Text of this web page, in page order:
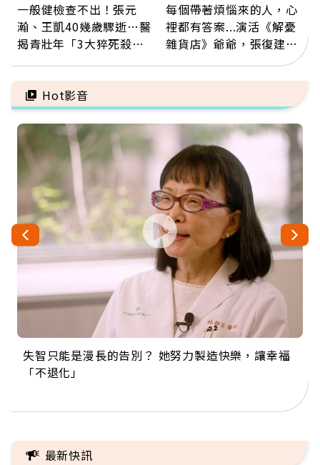
一般健檢查不出！張元
瀚、王凱40幾歲驟逝…醫
揭青壯年「3大猝死殺
雷
每個帶著煩惱來的人，心
裡都有答案...演活《解憂
雜貨店》爺爺，張復建：
放下執著不是認輸，而是
善待自己
Hot影音
失智只能是漫長的告別？ 她努力製造快樂，讓幸福
「不退化」
來自剛果的巧克力神父 為台灣奉獻36年 「台灣是我
的家，我連作夢都講台語！」
63歲卸矽谷副總、搬回台灣找快樂！「蛋黃哥小
丑」走進安養院，逗樂上萬爺奶：退休後才開始真
104歲打破金氏世界紀錄 成為全球最年長羽球選
手，分享長壽的秘密原來是「這個」
事業巔峰他選擇追夢…黑手阿伯拉小提琴還登上小
巨蛋！連CNN都大讚！
最新快訊